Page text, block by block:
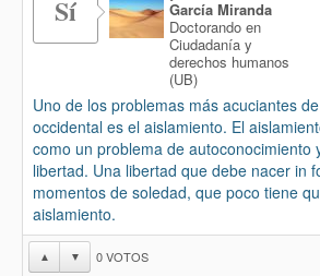
Sí
García Miranda
Doctorando en
Ciudadanía y
derechos humanos
(UB)
Uno de los problemas más acuciantes
occidental es el aislamiento. El
como un problema de autoconocimiento
libertad. Una libertad que debe nacer in
momentos de soledad, que poco tiene
aislamiento.
▲ ▼ 0VOTOS